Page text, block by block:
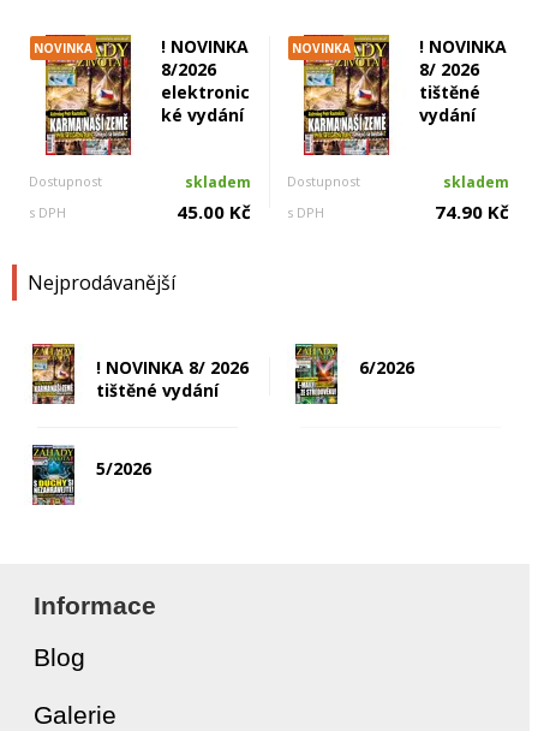
NOVINKA
! NOVINKA
8/2026
elektronic
ké vydání
Dostupnost skladem
s DPH 45.00 Kč
NOVINKA
! NOVINKA
8/ 2026
tištěné
vydání
Dostupnost skladem
s DPH 74.90 Kč
Nejprodávanější
! NOVINKA 8/ 2026
tištěné vydání
6/2026
5/2026
Informace
Blog
Galerie